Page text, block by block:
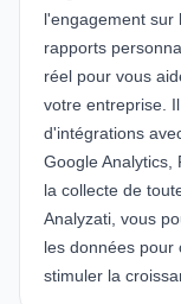
l'engagement sur
rapports
réel pour vous
votre entreprise.
d'intégrations
Google Analytics,
la collecte de
Analyzati, vous
les données pour
stimuler la